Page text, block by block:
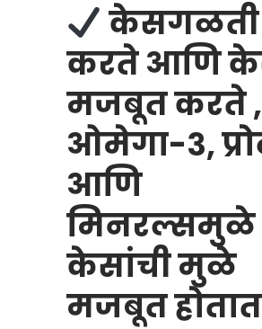
केसगळती
करते आणि
मजबूत करते ,
ओमेगा-३,
आणि
मिनरल्समुळे
केसांची मुळे
मजबूत